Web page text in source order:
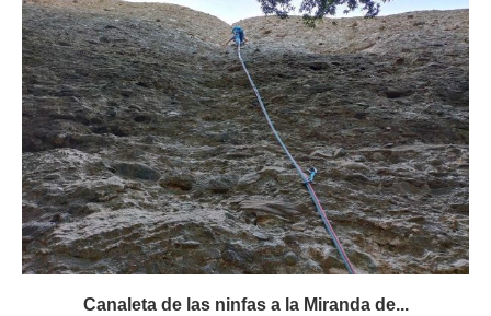
Canaleta de las ninfas a la Miranda de...